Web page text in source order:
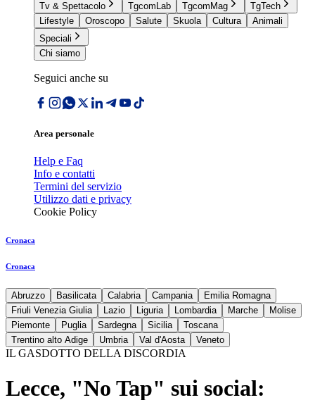
Tv & Spettacolo
TgcomLab TgcomMag
TgTech
Lifestyle
Oroscopo Salute Skuola Cultura
Animali
Speciali
Chi siamo
Seguici anche su
Area personale
Help e Faq
Info e contatti
Termini del servizio
Utilizzo dati e privacy
Cookie Policy
Cronaca
Cronaca
Abruzzo Basilicata Calabria Campania
Emilia Romagna
Friuli Venezia Giulia
Lazio Liguria Lombardia Marche
Molise
Piemonte
Puglia Sardegna Sicilia
Toscana
Trentino alto Adige
Umbria Val d'Aosta Veneto
IL GASDOTTO DELLA DISCORDIA
Lecce, "No Tap" sui social: